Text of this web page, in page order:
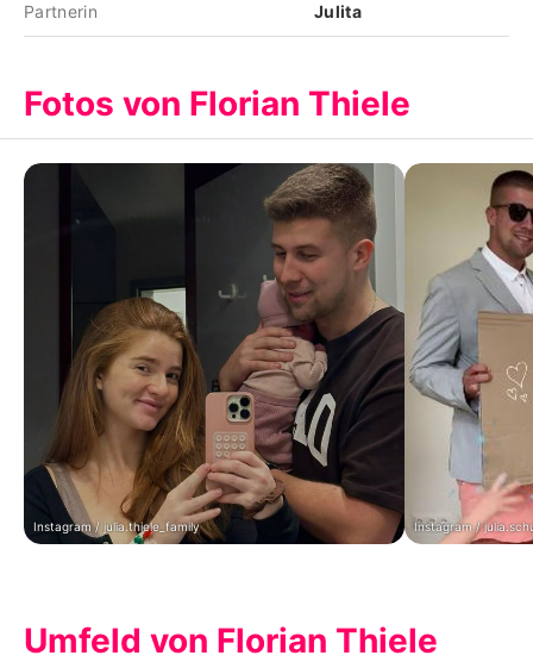
Partnerin Julita
Fotos von Florian Thiele
Instagram / julia.thiele_family Instagram /
Umfeld von Florian Thiele